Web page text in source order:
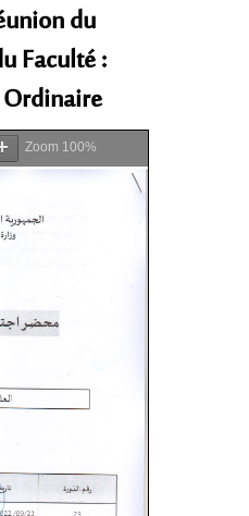
du
Faculté :
Zoom 100%